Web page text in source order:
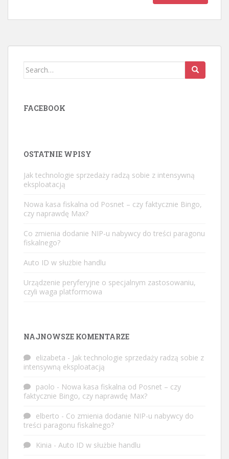
Search
FACEBOOK
OSTATNIE WPISY
Jak technologie sprzedaży radzą sobie z intensywną
eksploatacją
Nowa kasa fiskalna od Posnet – czy faktycznie Bingo,
czy naprawdę Max?
Co zmienia dodanie NIP-u nabywcy do treści paragonu
fiskalnego?
Auto ID w służbie handlu
Urządzenie peryferyjne o specjalnym zastosowaniu,
czyli waga platformowa
NAJNOWSZE KOMENTARZE
elizabeta - Jak technologie sprzedaży radzą sobie z
intensywną eksploatacją
paolo - Nowa kasa fiskalna od Posnet – czy
faktycznie Bingo, czy naprawdę Max?
elberto - Co zmienia dodanie NIP-u nabywcy do
treści paragonu fiskalnego?
Kinia - Auto ID w służbie handlu